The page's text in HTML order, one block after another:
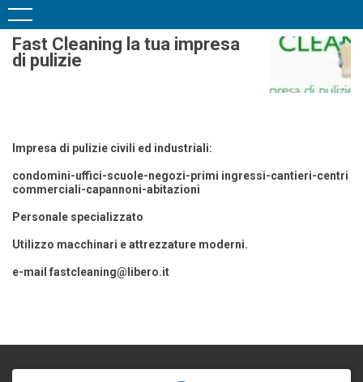
Fast Cleaning la tua impresa
di pulizie
Impresa di pulizie civili ed industriali:
condomini-uffici-scuole-negozi-primi ingressi-cantieri-centri
commerciali-capannoni-abitazioni
Personale specializzato
Utilizzo macchinari e attrezzature moderni.
e-mail fastcleaning@libero.it